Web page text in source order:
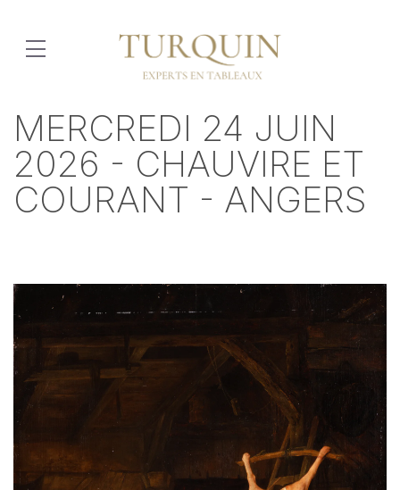
MERCREDI 24 JUIN
2026 - CHAUVIRE ET
COURANT - ANGERS